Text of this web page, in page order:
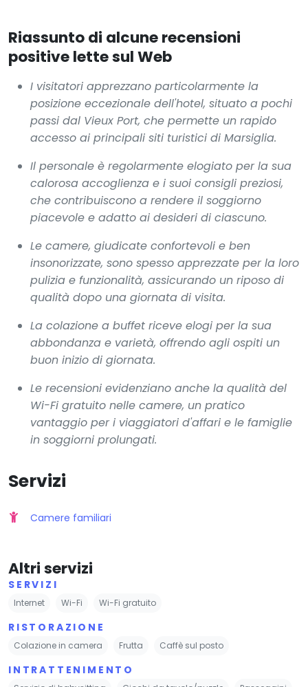
Riassunto di alcune recensioni
positive lette sul Web
I visitatori apprezzano particolarmente la
posizione eccezionale dell'hotel, situato a pochi
passi dal Vieux Port, che permette un rapido
accesso ai principali siti turistici di Marsiglia.
Il personale è regolarmente elogiato per la sua
calorosa accoglienza e i suoi consigli preziosi,
che contribuiscono a rendere il soggiorno
piacevole e adatto ai desideri di ciascuno.
Le camere, giudicate confortevoli e ben
insonorizzate, sono spesso apprezzate per la loro
pulizia e funzionalità, assicurando un riposo di
qualità dopo una giornata di visita.
La colazione a buffet riceve elogi per la sua
abbondanza e varietà, offrendo agli ospiti un
buon inizio di giornata.
Le recensioni evidenziano anche la qualità del
Wi-Fi gratuito nelle camere, un pratico
vantaggio per i viaggiatori d'affari e le famiglie
in soggiorni prolungati.
Servizi
Camere familiari
Altri servizi
SERVIZI
Internet Wi-Fi Wi-Fi gratuito
RISTORAZIONE
Colazione in camera Frutta Caffè sul posto
INTRATTENIMENTO